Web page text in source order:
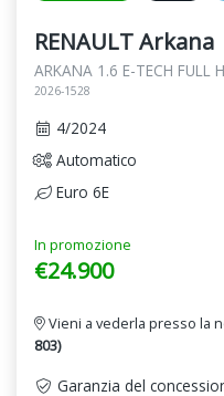
RENAULT Arkana
ARKANA 1.6 E-TECH FULL
2026-1528
4/2024
Automatico
Euro 6E
In promozione
€24.900
Vieni a vederla presso la
803)
Garanzia del